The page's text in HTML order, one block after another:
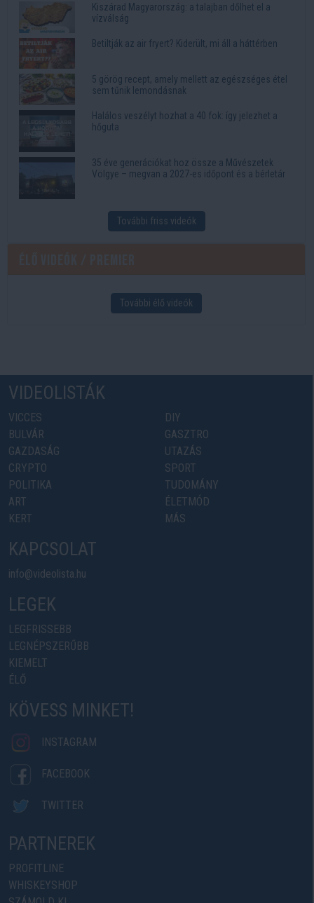
Kiszárad Magyarország: a talajban dőlhet el a
vízválság
Betiltják az air fryert? Kiderült, mi áll a háttérben
5 görög recept, amely mellett az egészséges étel
sem tűnik lemondásnak
Halálos veszélyt hozhat a 40 fok: így jelezhet a
hőguta
35 éve generációkat hoz össze a Művészetek
Völgye – megvan a 2027-es időpont és a bérletár
További friss videók
További élő videók
VIDEOLISTÁK
VICCES
BULVÁR
GAZDASÁG
CRYPTO
POLITIKA
ART
KERT
DIY
GASZTRO
UTAZÁS
SPORT
TUDOMÁNY
ÉLETMÓD
MÁS
KAPCSOLAT
info@videolista.hu
LEGEK
LEGFRISSEBB
LEGNÉPSZERŰBB
KIEMELT
ÉLŐ
KÖVESS MINKET!
INSTAGRAM
FACEBOOK
TWITTER
PARTNEREK
PROFITLINE
WHISKEYSHOP